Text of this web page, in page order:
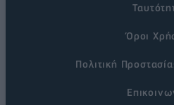
Όροι
Πολιτική